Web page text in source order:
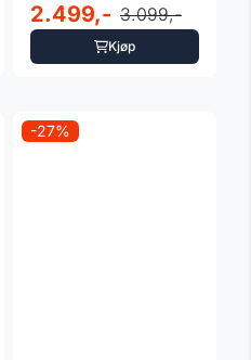
2.499,- 3.099,-
Kjøp
-27%